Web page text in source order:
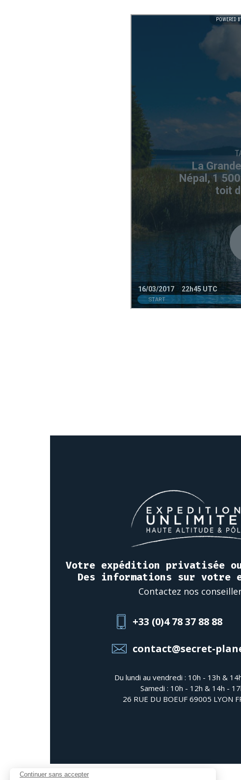
Votre expédition privatisée
Des informations sur votre
Contactez nos
+33 (0)4 78 37 88 88
contact@secret-
Du lundi au vendredi : 10h - 13h &
Samedi : 10h - 12h & 14h -
26 RUE DU BOEUF 69005 LYON
Continuer sans accepter